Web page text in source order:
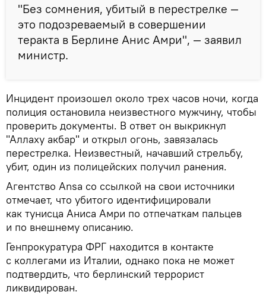
"Без сомнения, убитый в перестрелке —
это подозреваемый в совершении
теракта в Берлине Анис Амри", — заявил
министр.
Инцидент произошел около трех часов ночи, когда
полиция остановила неизвестного мужчину, чтобы
проверить документы. В ответ он выкрикнул
"Аллаху акбар" и открыл огонь, завязалась
перестрелка. Неизвестный, начавший стрельбу,
убит, один из полицейских получил ранения.
Агентство Ansa со ссылкой на свои источники
отмечает, что убитого идентифицировали
как тунисца Аниса Амри по отпечаткам пальцев
и по внешнему описанию.
Генпрокуратура ФРГ находится в контакте
с коллегами из Италии, однако пока не может
подтвердить, что берлинский террорист
ликвидирован.